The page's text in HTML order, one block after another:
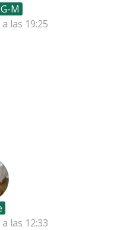
M
las 19:25
las 12:33